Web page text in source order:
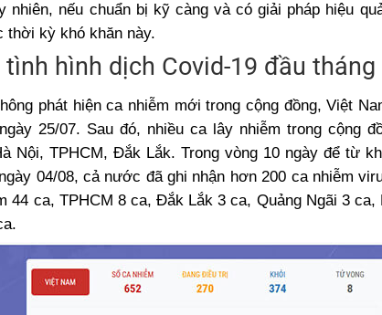
nhiên, nếu chuẩn bị kỹ càng và có giải pháp hiệu
kỳ khó khăn này.
tình hình dịch Covid-19 đầu
phát hiện ca nhiễm mới trong cộng đồng, Việt
25/07. Sau đó, nhiều ca lây nhiễm trong cộng
Nội, TPHCM, Đắk Lắk. Trong vòng 10 ngày để từ
04/08, cả nước đã ghi nhận hơn 200 ca nhiễm
44 ca, TPHCM 8 ca, Đắk Lắk 3 ca, Quảng Ngãi 3